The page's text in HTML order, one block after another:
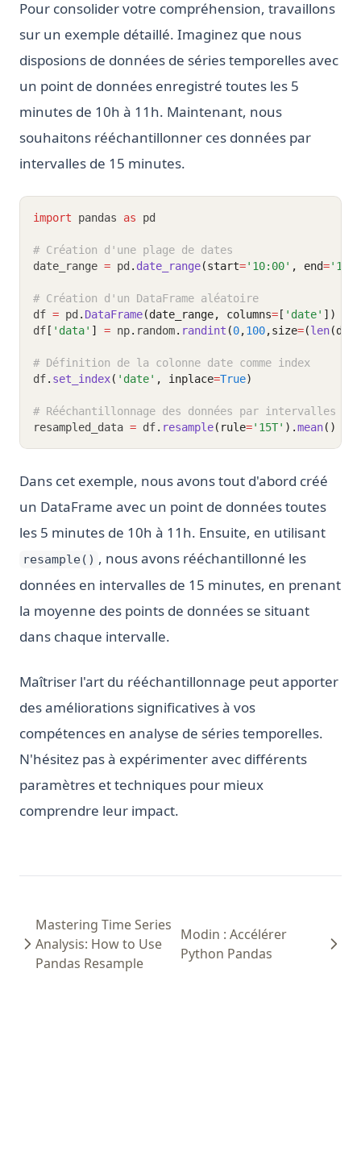
Pour consolider votre compréhension, travaillons
sur un exemple détaillé. Imaginez que nous
disposions de données de séries temporelles avec
un point de données enregistré toutes les 5
minutes de 10h à 11h. Maintenant, nous
souhaitons rééchantillonner ces données par
intervalles de 15 minutes.
import pandas as pd
# Création d'une plage de dates
date_range = pd . date_range(start='10:00' , end=
# Création d'un DataFrame aléatoire
df = pd . DataFrame(date_range, columns= [ 'date' ])
df [ 'data' ] = np. random. randint (0,100,size=(len
# Définition de la colonne date comme index
df. set_index( 'date' , inplace=True)
# Rééchantillonnage des données par intervalles de
resampled_data = df. resample(rule='15T' ).mean()
Dans cet exemple, nous avons tout d'abord créé
un DataFrame avec un point de données toutes
les 5 minutes de 10h à 11h. Ensuite, en utilisant
resample() , nous avons rééchantillonné les
données en intervalles de 15 minutes, en prenant
la moyenne des points de données se situant
dans chaque intervalle.
Maîtriser l'art du rééchantillonnage peut apporter
des améliorations significatives à vos
compétences en analyse de séries temporelles.
N'hésitez pas à expérimenter avec différents
paramètres et techniques pour mieux
comprendre leur impact.
Mastering Time Series
Analysis: How to Use
Pandas Resample
Modin : Accélérer
Python Pandas